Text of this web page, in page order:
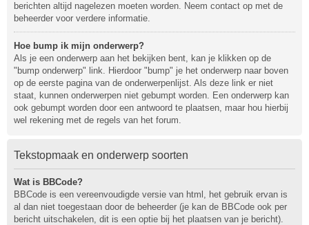
berichten altijd nagelezen moeten worden. Neem contact op met de
beheerder voor verdere informatie.
Hoe bump ik mijn onderwerp?
Als je een onderwerp aan het bekijken bent, kan je klikken op de
"bump onderwerp" link. Hierdoor "bump" je het onderwerp naar boven
op de eerste pagina van de onderwerpenlijst. Als deze link er niet
staat, kunnen onderwerpen niet gebumpt worden. Een onderwerp kan
ook gebumpt worden door een antwoord te plaatsen, maar hou hierbij
wel rekening met de regels van het forum.
Tekstopmaak en onderwerp soorten
Wat is BBCode?
BBCode is een vereenvoudigde versie van html, het gebruik ervan is
al dan niet toegestaan door de beheerder (je kan de BBCode ook per
bericht uitschakelen, dit is een optie bij het plaatsen van je bericht).